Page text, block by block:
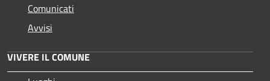
Comunicati
Avvisi
VIVERE IL COMUNE